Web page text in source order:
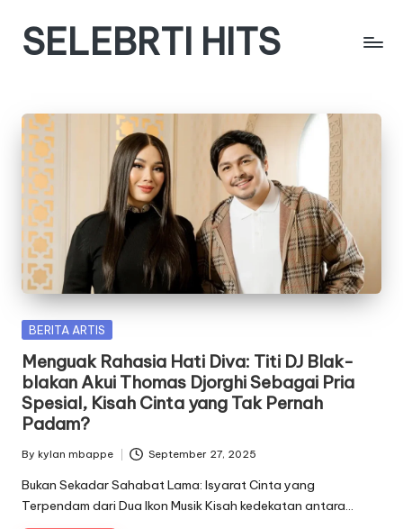
SkipSELEBRTI HITS
berita
tentang
artis
indonesia
Posted
BERITA ARTIS
Menguak Rahasia Hati Diva: Titi DJ Blak-
blakan Akui Thomas Djorghi Sebagai Pria
Spesial, Kisah Cinta yang Tak Pernah
Padam?
Posted
by
By kylan mbappe September 27, 2025
Bukan Sekadar Sahabat Lama: Isyarat Cinta yang
Terpendam dari Dua Ikon Musik Kisah kedekatan antara…